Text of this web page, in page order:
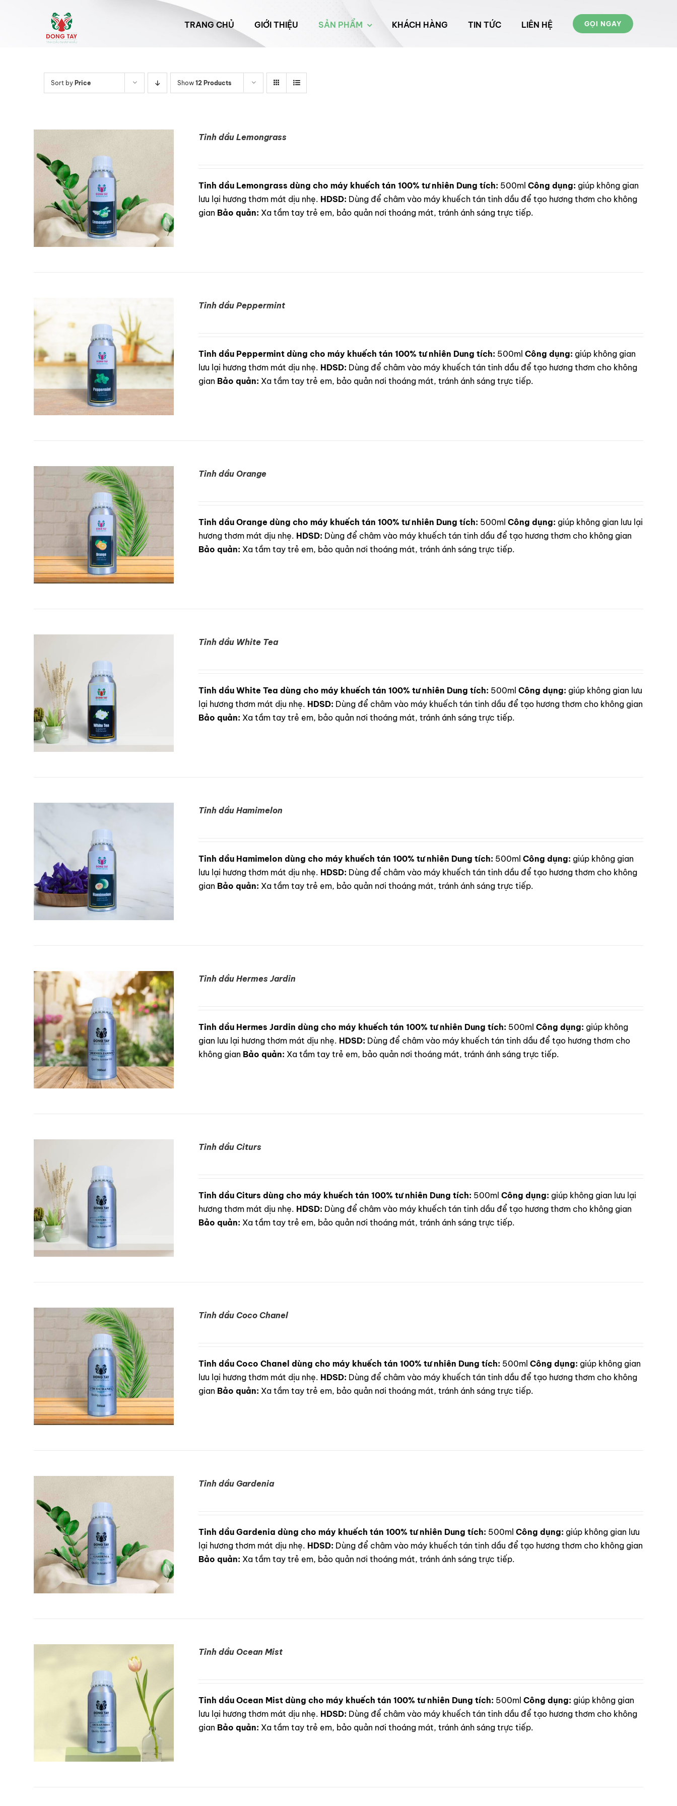
TRANG CHỦ GIỚI THIỆU SẢN PHẨM KHÁCH HÀNG TIN TỨC LIÊN HỆ GỌI NGAY
Sort by Price Show 12 Products
Tinh dầu Lemongrass
Tinh dầu Lemongrass dùng cho máy khuếch tán 100% tư nhiên Dung tích: 500ml Công dụng: giúp không gian
lưu lại hương thơm mát dịu nhẹ. HDSD: Dùng để châm vào máy khuếch tán tinh dầu để tạo hương thơm cho không
gian Bảo quản: Xa tầm tay trẻ em, bảo quản nơi thoáng mát, tránh ánh sáng trực tiếp.
DETAILS
Tinh dầu Peppermint
Tinh dầu Peppermint dùng cho máy khuếch tán 100% tư nhiên Dung tích: 500ml Công dụng: giúp không gian
lưu lại hương thơm mát dịu nhẹ. HDSD: Dùng để châm vào máy khuếch tán tinh dầu để tạo hương thơm cho không
gian Bảo quản: Xa tầm tay trẻ em, bảo quản nơi thoáng mát, tránh ánh sáng trực tiếp.
Tinh dầu Orange
Tinh dầu Orange dùng cho máy khuếch tán 100% tư nhiên Dung tích: 500ml Công dụng: giúp không gian lưu lại
hương thơm mát dịu nhẹ. HDSD: Dùng để châm vào máy khuếch tán tinh dầu để tạo hương thơm cho không gian
Bảo quản: Xa tầm tay trẻ em, bảo quản nơi thoáng mát, tránh ánh sáng trực tiếp.
DETAILS
Tinh dầu White Tea
Tinh dầu White Tea dùng cho máy khuếch tán 100% tư nhiên Dung tích: 500ml Công dụng: giúp không gian lưu
lại hương thơm mát dịu nhẹ. HDSD: Dùng để châm vào máy khuếch tán tinh dầu để tạo hương thơm cho không gian
Bảo quản: Xa tầm tay trẻ em, bảo quản nơi thoáng mát, tránh ánh sáng trực tiếp.
Tinh dầu Hamimelon
Tinh dầu Hamimelon dùng cho máy khuếch tán 100% tư nhiên Dung tích: 500ml Công dụng: giúp không gian
lưu lại hương thơm mát dịu nhẹ. HDSD: Dùng để châm vào máy khuếch tán tinh dầu để tạo hương thơm cho không
gian Bảo quản: Xa tầm tay trẻ em, bảo quản nơi thoáng mát, tránh ánh sáng trực tiếp.
Tinh dầu Hermes Jardin
Tinh dầu Hermes Jardin dùng cho máy khuếch tán 100% tư nhiên Dung tích: 500ml Công dụng: giúp không
gian lưu lại hương thơm mát dịu nhẹ. HDSD: Dùng để châm vào máy khuếch tán tinh dầu để tạo hương thơm cho
không gian Bảo quản: Xa tầm tay trẻ em, bảo quản nơi thoáng mát, tránh ánh sáng trực tiếp.
DETAILS
Tinh dầu Citurs
Tinh dầu Citurs dùng cho máy khuếch tán 100% tư nhiên Dung tích: 500ml Công dụng: giúp không gian lưu lại
hương thơm mát dịu nhẹ. HDSD: Dùng để châm vào máy khuếch tán tinh dầu để tạo hương thơm cho không gian
Bảo quản: Xa tầm tay trẻ em, bảo quản nơi thoáng mát, tránh ánh sáng trực tiếp.
Tinh dầu Coco Chanel
Tinh dầu Coco Chanel dùng cho máy khuếch tán 100% tư nhiên Dung tích: 500ml Công dụng: giúp không gian
lưu lại hương thơm mát dịu nhẹ. HDSD: Dùng để châm vào máy khuếch tán tinh dầu để tạo hương thơm cho không
gian Bảo quản: Xa tầm tay trẻ em, bảo quản nơi thoáng mát, tránh ánh sáng trực tiếp.
Tinh dầu Gardenia
Tinh dầu Gardenia dùng cho máy khuếch tán 100% tư nhiên Dung tích: 500ml Công dụng: giúp không gian lưu
lại hương thơm mát dịu nhẹ. HDSD: Dùng để châm vào máy khuếch tán tinh dầu để tạo hương thơm cho không gian
Bảo quản: Xa tầm tay trẻ em, bảo quản nơi thoáng mát, tránh ánh sáng trực tiếp.
Tinh dầu Ocean Mist
Tinh dầu Ocean Mist dùng cho máy khuếch tán 100% tư nhiên Dung tích: 500ml Công dụng: giúp không gian
lưu lại hương thơm mát dịu nhẹ. HDSD: Dùng để châm vào máy khuếch tán tinh dầu để tạo hương thơm cho không
gian Bảo quản: Xa tầm tay trẻ em, bảo quản nơi thoáng mát, tránh ánh sáng trực tiếp.